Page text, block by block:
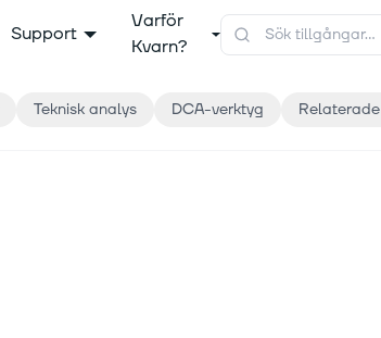
Support
Varför
Kvarn?
Teknisk analys DCA-verktyg Relaterade